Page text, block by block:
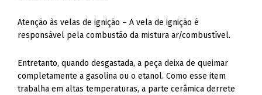
Atenção às velas de ignição – A vela de ignição é
responsável pela combustão da mistura ar/combustível.
Entretanto, quando desgastada, a peça deixa de queimar
completamente a gasolina ou o etanol. Como esse item
trabalha em altas temperaturas, a parte cerâmica derrete